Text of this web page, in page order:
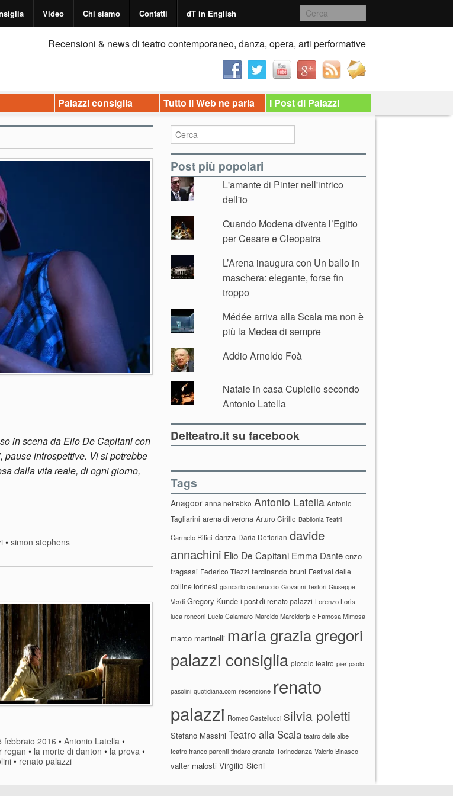
Video Chi siamo Contatti dT in English
Recensioni & news di teatro contemporaneo, danza, opera, arti performative
Palazzi consiglia Tutto il Web ne parla I Post di Palazzi
in scena da Elio De Capitani con
introspettive. Vi si potrebbe
dalla vita reale, di ogni giorno,
•simon stephens
febbraio 2016 • Antonio Latella•
regan • la morte di danton • la prova •
• renato palazzi
Post più popolari
L'amante di Pinter nell'intrico
dell'io
Quando Modena diventa l’Egitto
per Cesare e Cleopatra
L’Arena inaugura con Un ballo in
maschera: elegante, forse fin
troppo
Médée arriva alla Scala ma non è
più la Medea di sempre
Addio Arnoldo Foà
Natale in casa Cupiello secondo
Antonio Latella
Delteatro.it su facebook
Tags
Anagoor anna netrebko Antonio Latella Antonio
Tagliarini arena di verona Arturo Cirillo Babilonia Teatri
Carmelo Rifici danza Daria Deflorian davide
annachini Elio De Capitani Emma Dante enzo
fragassi Federico Tiezzi ferdinando bruni Festival delle
colline torinesi giancarlo cauteruccio Giovanni Testori Giuseppe
Verdi Gregory Kunde i post di renato palazzi Lorenzo Loris
luca ronconi Lucia Calamaro Marcido Marcidorjs e Famosa Mimosa
marco martinelli maria grazia gregori
palazzi consiglia piccolo teatro pier paolo
pasolini quotidiana.com recensione renato
palazzi Romeo Castellucci silvia poletti
Stefano Massini Teatro alla Scala teatro delle albe
teatro franco parenti tindaro granata Torinodanza Valerio Binasco
valter malosti Virgilio Sieni